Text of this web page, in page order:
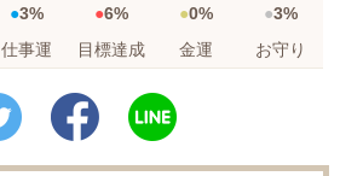
3% 6% 0%
3%
仕事運 目標達成 金運 お守り